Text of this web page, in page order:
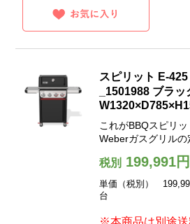
スピリット E-
_1501988 ブラッ
これがBBQスピリッ
Weberガスグリルの
税別199,991円
単価（税別）
台